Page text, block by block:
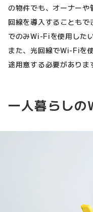
の物件でも、オーナー
回線を導入することも
でのみWi-Fiを使用した
また、光回線でWi-Fiを
途用意する必要がありま
一人暮らし